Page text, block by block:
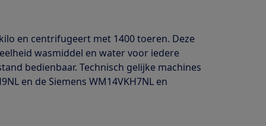
en centrifugeert met 1400 toeren. Deze
wasmiddel en water voor iedere
bedienbaar. Technisch gelijke machines
en de Siemens WM14VKH7NL en